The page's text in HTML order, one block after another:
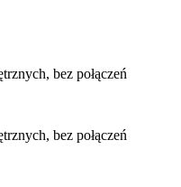
bez połączeń
bez połączeń